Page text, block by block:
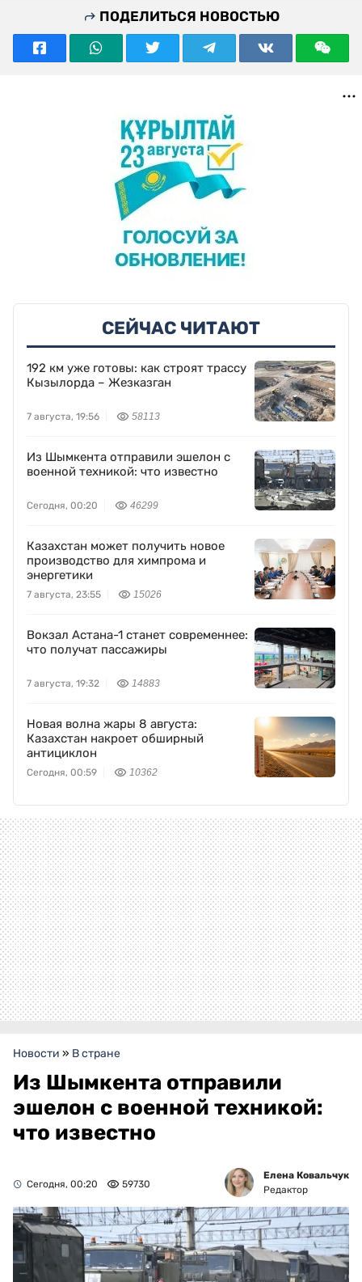
ПОДЕЛИТЬСЯ НОВОСТЬЮ
СЕЙЧАС ЧИТАЮТ
192 км уже готовы: как строят трассу
Кызылорда – Жезказган
7 августа, 19:56 58113
Из Шымкента отправили эшелон с
военной техникой: что известно
Сегодня, 00:20 46299
Казахстан может получить новое
производство для химпрома и
энергетики
7 августа, 23:55 15026
Вокзал Астана-1 станет современнее:
что получат пассажиры
7 августа, 19:32 14883
Новая волна жары 8 августа:
Казахстан накроет обширный
антициклон
Сегодня, 00:59 10362
Новости » В стране
Из Шымкента отправили
эшелон с военной техникой:
что известно
Сегодня, 00:20 59730
Елена Ковальчук
Редактор